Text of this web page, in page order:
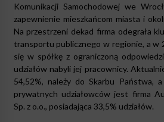
Komunikacji Samochodowej we
zapewnienie mieszkańcom miasta i
Na przestrzeni dekad firma odegrała
transportu publicznego w regionie, a w
się w spółkę z ograniczoną
udziałów nabyli jej pracownicy.
54,52%, należy do Skarbu Państwa,
prywatnych udziałowców jest firma
Sp. z o.o., posiadająca 33,5% udziałów.